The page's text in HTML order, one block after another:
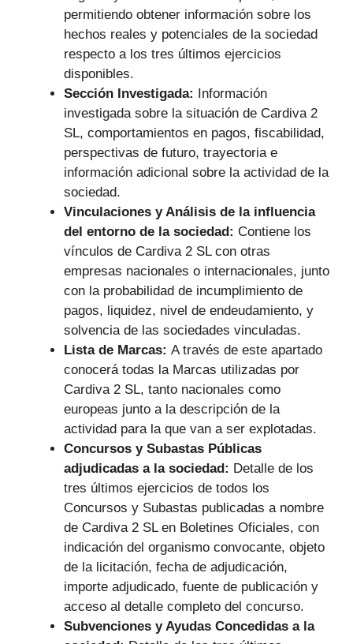
permitiendo obtener información sobre los
hechos reales y potenciales de la sociedad
respecto a los tres últimos ejercicios
disponibles.
Sección Investigada: Información
investigada sobre la situación de Cardiva 2
SL, comportamientos en pagos, fiscabilidad,
perspectivas de futuro, trayectoria e
información adicional sobre la actividad de la
sociedad.
Vinculaciones y Análisis de la influencia
del entorno de la sociedad: Contiene los
vínculos de Cardiva 2 SL con otras
empresas nacionales o internacionales, junto
con la probabilidad de incumplimiento de
pagos, liquidez, nivel de endeudamiento, y
solvencia de las sociedades vinculadas.
Lista de Marcas: A través de este apartado
conocerá todas la Marcas utilizadas por
Cardiva 2 SL, tanto nacionales como
europeas junto a la descripción de la
actividad para la que van a ser explotadas.
Concursos y Subastas Públicas
adjudicadas a la sociedad: Detalle de los
tres últimos ejercicios de todos los
Concursos y Subastas publicadas a nombre
de Cardiva 2 SL en Boletines Oficiales, con
indicación del organismo convocante, objeto
de la licitación, fecha de adjudicación,
importe adjudicado, fuente de publicación y
acceso al detalle completo del concurso.
Subvenciones y Ayudas Concedidas a la